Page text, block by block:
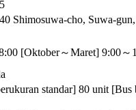
Shimosuwa-cho, Suwa-
[Oktober～Maret] 9:00～
standar] 80 unit [Bus